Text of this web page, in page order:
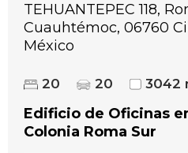
TEHUANTEPEC 118,
Cuauhtémoc, 06760
México
20 20 3042
Edificio de Oficinas
Colonia Roma Sur